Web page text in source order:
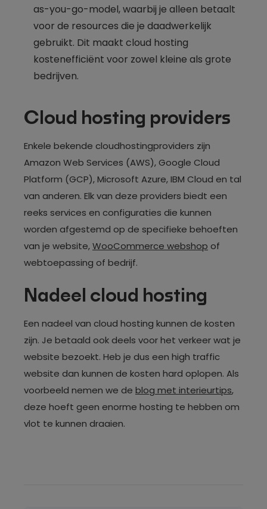
as-you-go-model, waarbij je alleen betaalt
voor de resources die je daadwerkelijk
gebruikt. Dit maakt cloud hosting
kostenefficiënt voor zowel kleine als grote
bedrijven.
Cloud hosting providers
Enkele bekende cloudhostingproviders zijn
Amazon Web Services (AWS), Google Cloud
Platform (GCP), Microsoft Azure, IBM Cloud en tal
van anderen. Elk van deze providers biedt een
reeks services en configuraties die kunnen
worden afgestemd op de specifieke behoeften
van je website,WooCommerce webshop of
webtoepassing of bedrijf.
Nadeel cloud hosting
Een nadeel van cloud hosting kunnen de kosten
zijn. Je betaald ook deels voor het verkeer wat je
website bezoekt. Heb je dus een high traffic
website dan kunnen de kosten hard oplopen. Als
voorbeeld nemen we de blog met interieurtips,
deze hoeft geen enorme hosting te hebben om
vlot te kunnen draaien.